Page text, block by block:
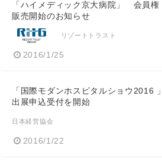
「ハイメディック京大病院」 会員権
販売開始のお知らせ
リゾートトラスト
2016/1/25
「国際モダンホスピタルショウ2016 」
出展申込受付を開始
日本経営協会
2016/1/22